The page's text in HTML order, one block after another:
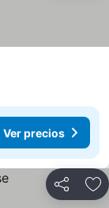
Ver precios
Compartir